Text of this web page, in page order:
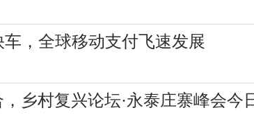
车，全球移动支付飞速发展
，乡村复兴论坛·永泰庄寨峰会今